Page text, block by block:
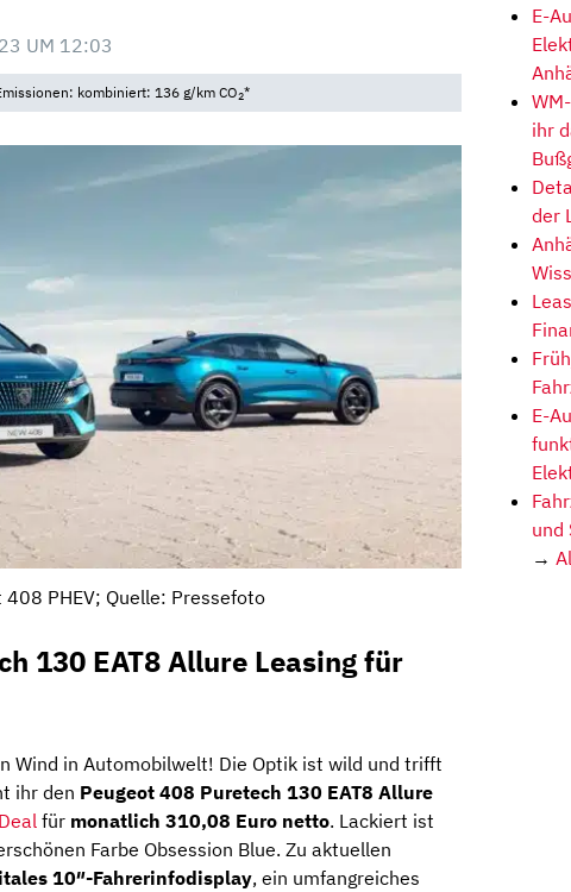
UM 12:03
kombiniert: 136 g/km CO2*
408 PHEV; Quelle: Pressefoto
130 EAT8 Allure Leasing für
Wind in Automobilwelt! Die Optik ist wild und trifft
ihr den Peugeot 408 Puretech 130 EAT8 Allure
für monatlich 310,08 Euro netto. Lackiert ist
Farbe Obsession Blue. Zu aktuellen
10″-Fahrerinfodisplay, ein umfangreiches
E-
ihr
der
E-
und
→